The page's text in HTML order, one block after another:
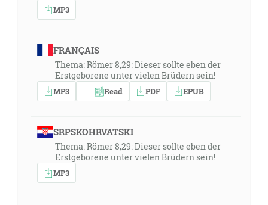
MP3
FRANÇAIS
Thema: Römer 8,29: Dieser sollte eben der
Erstgeborene unter vielen Brüdern sein!
MP3 Read PDF EPUB
SRPSKOHRVATSKI
Thema: Römer 8,29: Dieser sollte eben der
Erstgeborene unter vielen Brüdern sein!
MP3